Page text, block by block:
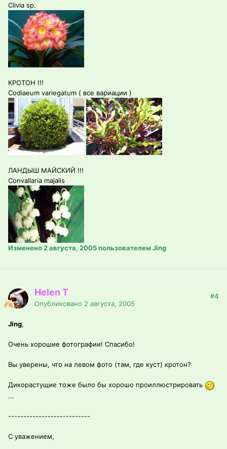
Clivia sp.
КРОТОН !!!
Codiaeum variegatum ( все вариации )
ЛАНДЫШ МАЙСКИЙ !!!
Convallaria majalis
Изменено2 августа, 2005пользователем Jing
Helen T
Опубликовано 2 августа, 2005
#4
Jing,
Очень хорошие фотографии! Спасибо!
Вы уверены, что на левом фото (там, где куст) кротон?
Дикорастущие тоже было бы хорошо проиллюстрировать
...
---------------------------
С уважением,